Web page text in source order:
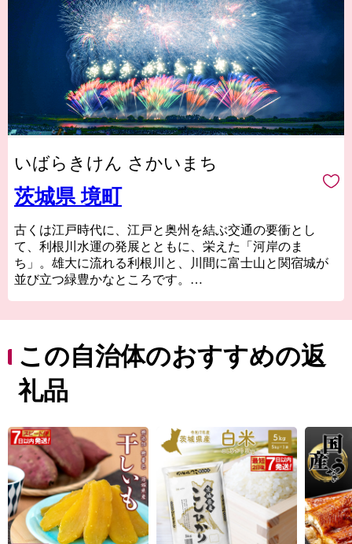
いばらきけん さかいまち
茨城県 境町
古くは江戸時代に、江戸と奥州を結ぶ交通の要衝とし
て、利根川水運の発展とともに、栄えた「河岸のま
ち」。雄大に流れる利根川と、川間に富士山と関宿城が
並び立つ緑豊かなところです。
「利根川大花火大会」をはじめ、世界大会基準のアーバ
ンスポーツパーク、人工サーフィン場「city wave」など
次世代スポーツにも力を入れており、町の地域資源を生
かした新たな取り組みを数多く行っています。
この自治体のおすすめの返
礼品